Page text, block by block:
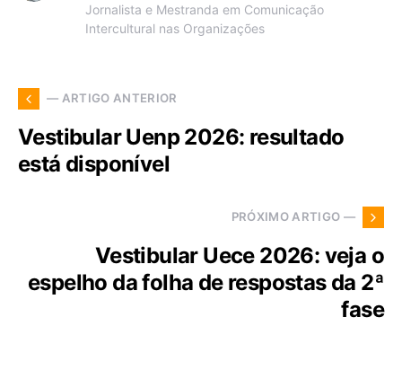
Jornalista e Mestranda em Comunicação
Intercultural nas Organizações
— ARTIGO ANTERIOR
Vestibular Uenp 2026: resultado
está disponível
PRÓXIMO ARTIGO —
Vestibular Uece 2026: veja o
espelho da folha de respostas da 2ª
fase